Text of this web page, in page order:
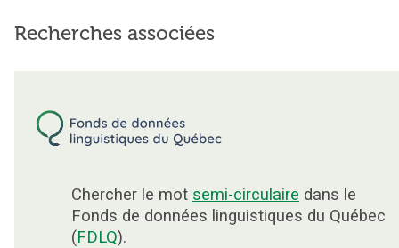
Recherches associées
Chercher le mot semi-circulaire dans le
Fonds de données linguistiques du Québec
(FDLQ).